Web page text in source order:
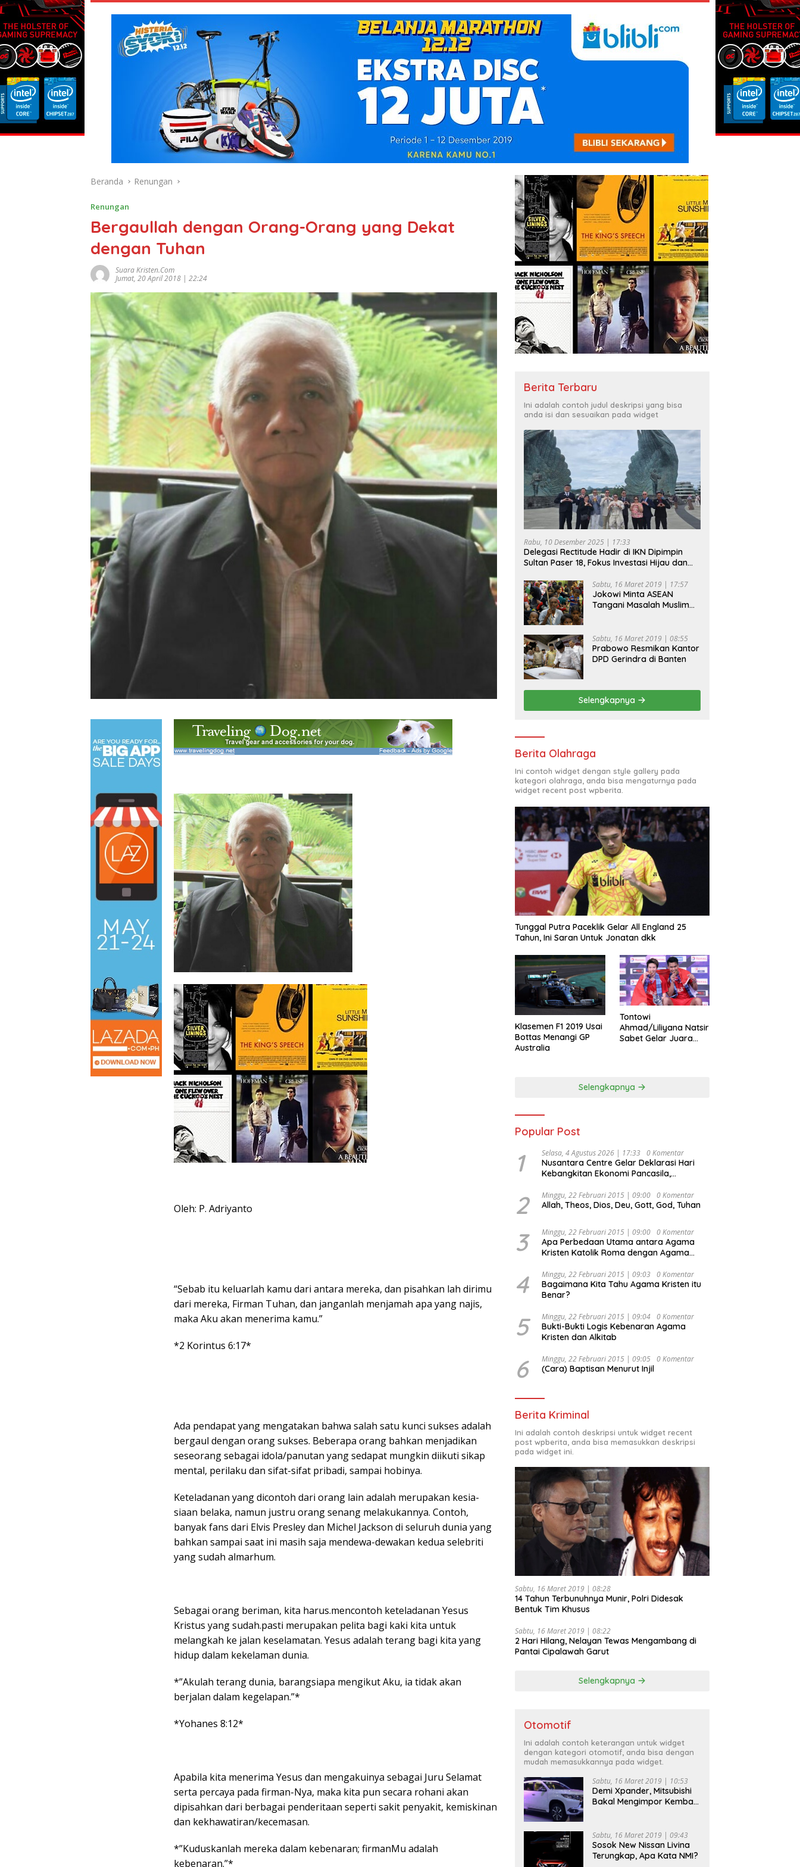
Beranda Renungan
Renungan
Bergaullah dengan Orang-Orang yang Dekat
dengan Tuhan
Suara Kristen.com
Jumat, 20 April 2018 | 22:24
Oleh: P. Adriyanto
“Sebab itu keluarlah kamu dari antara mereka, dan pisahkan lah dirimu
dari mereka, Firman Tuhan, dan janganlah menjamah apa yang najis,
maka Aku akan menerima kamu.”
*2 Korintus 6:17*
Ada pendapat yang mengatakan bahwa salah satu kunci sukses adalah
bergaul dengan orang sukses. Beberapa orang bahkan menjadikan
seseorang sebagai idola/panutan yang sedapat mungkin diikuti sikap
mental, perilaku dan sifat-sifat pribadi, sampai hobinya.
Keteladanan yang dicontoh dari orang lain adalah merupakan kesia-
siaan belaka, namun justru orang senang melakukannya. Contoh,
banyak fans dari Elvis Presley dan Michel Jackson di seluruh dunia yang
bahkan sampai saat ini masih saja mendewa-dewakan kedua selebriti
yang sudah almarhum.
Sebagai orang beriman, kita harus.mencontoh keteladanan Yesus
Kristus yang sudah.pasti merupakan pelita bagi kaki kita untuk
melangkah ke jalan keselamatan. Yesus adalah terang bagi kita yang
hidup dalam kekelaman dunia.
*”Akulah terang dunia, barangsiapa mengikut Aku, ia tidak akan
berjalan dalam kegelapan.”*
*Yohanes 8:12*
Apabila kita menerima Yesus dan mengakuinya sebagai Juru Selamat
serta percaya pada firman-Nya, maka kita pun secara rohani akan
dipisahkan dari berbagai penderitaan seperti sakit penyakit, kemiskinan
dan kekhawatiran/kecemasan.
*”Kuduskanlah mereka dalam kebenaran; firmanMu adalah
kebenaran.”*
Berita Terbaru
Ini adalah contoh judul deskripsi yang bisa
anda isi dan sesuaikan pada widget
Rabu, 10 Desember 2025 | 17:33
Delegasi Rectitude Hadir di IKN Dipimpin
Sultan Paser 18, Fokus Investasi Hijau dan
Sabtu, 16 Maret 2019 | 17:57
Jokowi Minta ASEAN
Tangani Masalah Muslim
Sabtu, 16 Maret 2019 | 08:55
Prabowo Resmikan Kantor
DPD Gerindra di Banten
Selengkapnya
Berita Olahraga
Ini contoh widget dengan style gallery pada
kategori olahraga, anda bisa mengaturnya pada
widget recent post wpberita.
Tunggal Putra Paceklik Gelar All England 25
Tahun, Ini Saran Untuk Jonatan dkk
Klasemen F1 2019 Usai
Bottas Menangi GP
Australia
Tontowi
Ahmad/Liliyana Natsir
Sabet Gelar Juara
Selengkapnya
Popular Post
1 Selasa, 4 Agustus 2026 | 17:33 0 Komentar
Nusantara Centre Gelar Deklarasi Hari
Kebangkitan Ekonomi Pancasila,
Djojohadikusumo Anti Penjajahan
(Pergolakan Ekonomi Politik Indonesia) &
Undang Perekonomian Nasional dan
Kesejahteraan Sosial dalam Menata
Bangsa Menuju Indonesia Emas 2045”,
2 Minggu, 22 Februari 2015 | 09:00 0 Komentar
Allah, Theos, Dios, Deu, Gott, God, Tuhan
3 Minggu, 22 Februari 2015 | 09:00 0 Komentar
Apa Perbedaan Utama antara Agama
Kristen Katolik Roma dengan Agama
4 Minggu, 22 Februari 2015 | 09:03 0 Komentar
Bagaimana Kita Tahu Agama Kristen itu
Benar?
5 Minggu, 22 Februari 2015 | 09:04 0 Komentar
Bukti-Bukti Logis Kebenaran Agama
Kristen dan Alkitab
6 Minggu, 22 Februari 2015 | 09:05 0 Komentar
(Cara) Baptisan Menurut Injil
Berita Kriminal
Ini adalah contoh deskripsi untuk widget recent
post wpberita, anda bisa memasukkan deskripsi
pada widget ini.
Sabtu, 16 Maret 2019 | 08:28
14 Tahun Terbunuhnya Munir, Polri Didesak
Bentuk Tim Khusus
Sabtu, 16 Maret 2019 | 08:22
2 Hari Hilang, Nelayan Tewas Mengambang di
Pantai Cipalawah Garut
Selengkapnya
Otomotif
Ini adalah contoh keterangan untuk widget
dengan kategori otomotif, anda bisa dengan
mudah memasukkannya pada widget.
Sabtu, 16 Maret 2019 | 10:53
Demi Xpander, Mitsubishi
Bakal Mengimpor Kembali
Sabtu, 16 Maret 2019 | 09:43
Sosok New Nissan Livina
Terungkap, Apa Kata NMI?